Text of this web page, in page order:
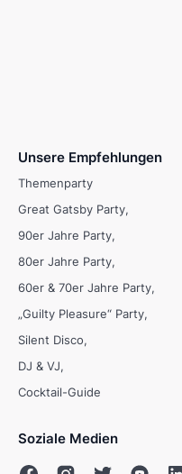
Unsere Empfehlungen
Themenparty
Great Gatsby Party
90er Jahre Party
80er Jahre Party
60er & 70er Jahre Party
„Guilty Pleasure“ Party
Silent Disco
DJ & VJ
Cocktail-Guide
Soziale Medien